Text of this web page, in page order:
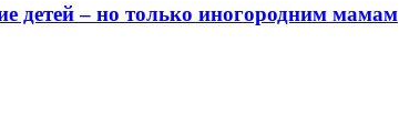
детей – но только иногородним мамам